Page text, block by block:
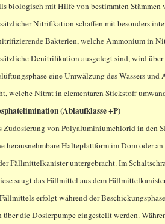
biologisch mit Hilfe von bestimmten Stämmen
Nitrifikation schaffen mit besonders
Bakterien, welche Ammonium in
Denitrifikation ausgelegt sind, wird über
eine Umwälzung des Wassers und
welche Nitrat in elementaren Stickstoff
(Ablaufklasse +P)
von Polyaluminiumchlorid in den
Halteplattform im Dom oder an
Fällmittelkanister untergebracht. Im
saugt das Fällmittel aus dem
erfolgt während der
die Dosierpumpe eingestellt werden.